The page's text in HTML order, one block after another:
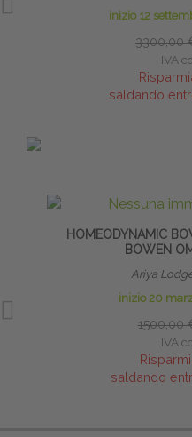
inizio 12
3300,00
IVA
saldando
HOMEODYNAMIC
BOWEN
Ariya
inizio 20
1500,00
IVA
saldando